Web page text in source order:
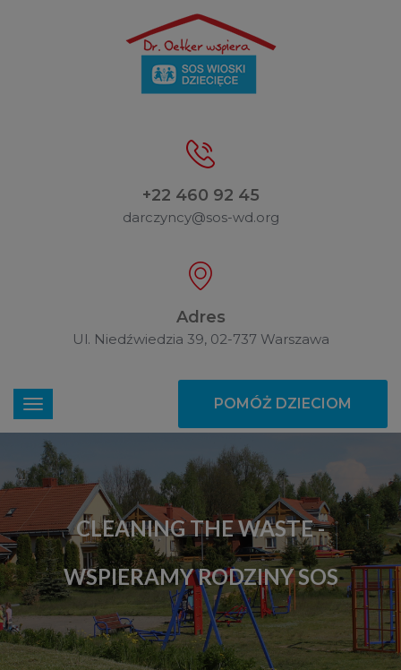
+22 460 92 45
darczyncy@sos-wd.org
Adres
Ul. Niedźwiedzia 39, 02-737 Warszawa
POMÓŻ DZIECIOM
CLEANING THE WASTE -
WSPIERAMY RODZINY SOS